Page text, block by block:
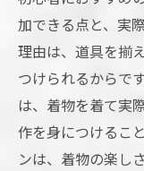
加できる点と、実
理由は、道具を揃
つけられるからで
は、着物を着て実
作を身につけるこ
ンは、着物の楽し